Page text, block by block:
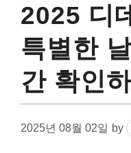
2025 디
특별한
간 확인
2025년 08월 02일 by